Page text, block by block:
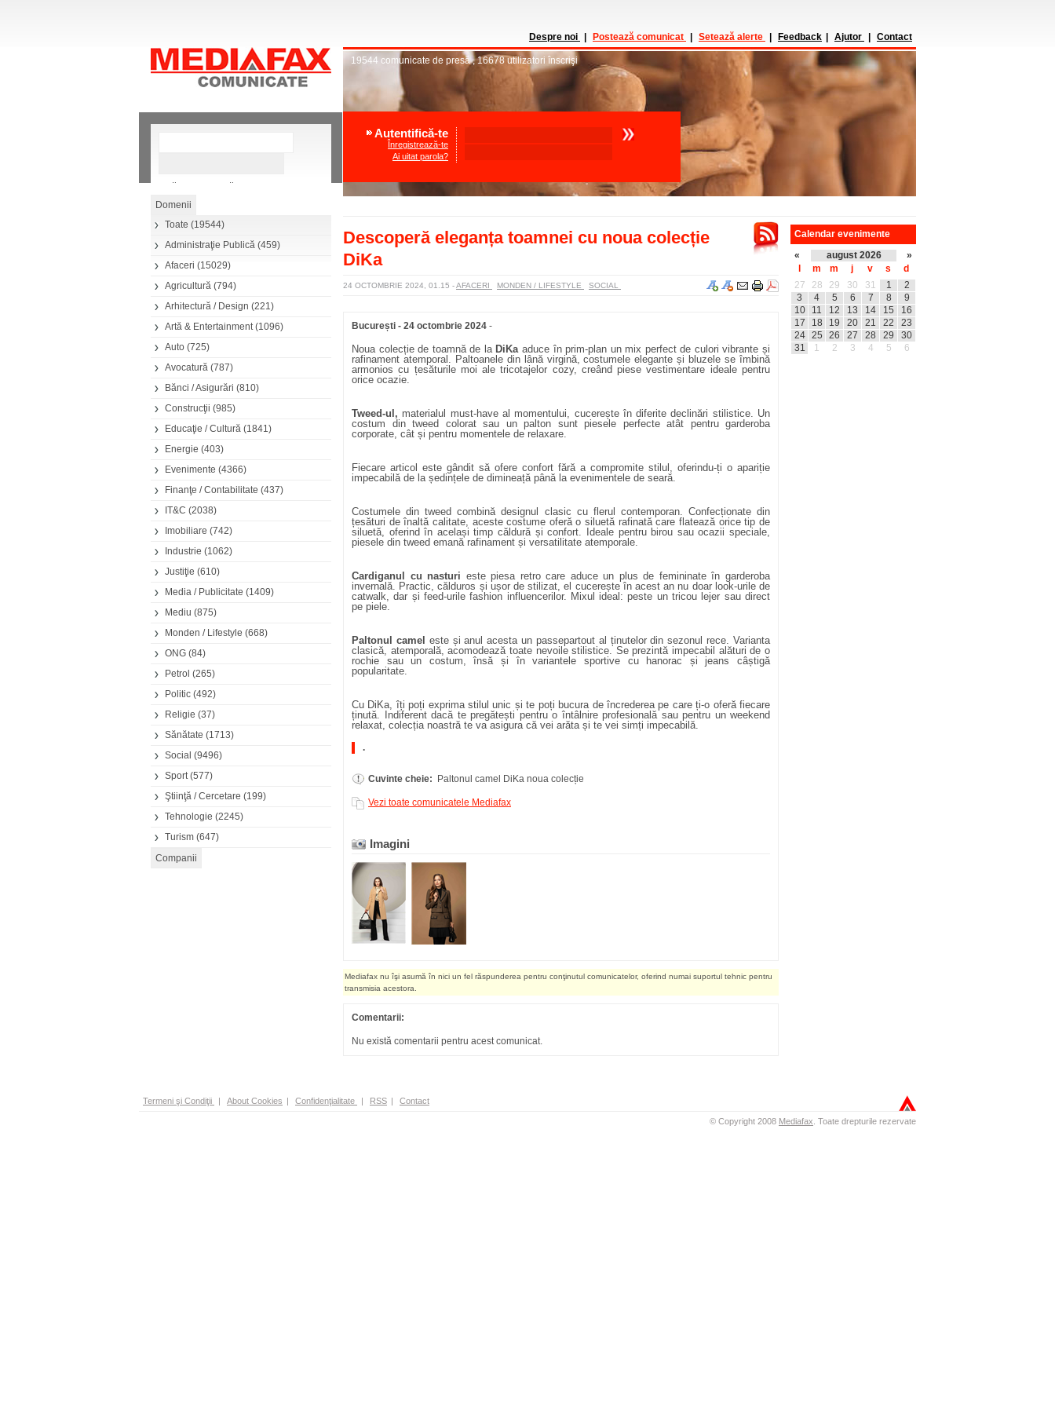
Căutare avansată
Toate (19544)
Administraţie Publică (459)
Afaceri (15029)
Agricultură (794)
Arhitectură / Design (221)
Artă & Entertainment(1096)
Auto (725)
Avocatură (787)
Bănci / Asigurări (810)
Construcţii (985)
Educaţie / Cultură (1841)
Energie (403)
Evenimente (4366)
Finanţe / Contabilitate (437)
IT&C (2038)
Imobiliare (742)
Industrie (1062)
Justiţie (610)
Media / Publicitate (1409)
Mediu (875)
Monden / Lifestyle (668)
ONG (84)
Petrol (265)
Politic (492)
Religie (37)
Sănătate (1713)
Social (9496)
Sport(577)
Ştiinţă / Cercetare (199)
Tehnologie (2245)
Turism (647)
Despre noi Postează comunicat Setează alerte Feedback Ajutor Contact
19544 comunicate de presă,16678 utilizatori înscrişi
Autentifică-te
Înregistrează-te
Ai uitat parola?
Descoperă eleganța toamnei cu noua colecție
DiKa
24 OCTOMBRIE 2024, 01.15 -AFACERI MONDEN / LIFESTYLE SOCIAL
București - 24 octombrie 2024 -
Noua colecție de toamnă de la DiKaaduce în prim-plan un mix perfect de culori vibrante și
rafinament atemporal. Paltoanele din lână virgină, costumele elegante și bluzele se îmbină
armonios cu țesăturile moi ale tricotajelor cozy, creând piese vestimentare ideale pentru
orice ocazie.
Tweed-ul, materialul must-have al momentului, cucerește în diferite declinări stilistice. Un
costum din tweed colorat sau un palton sunt piesele perfecte atât pentru garderoba
corporate, cât și pentru momentele de relaxare.
Fiecare articol este gândit să ofere confort fără a compromite stilul, oferindu-ți o apariție
impecabilă de laședințele de dimineață până la evenimentele de seară.
Costumele din tweed combină designul clasic cu flerul contemporan. Confecționate din
țesături de înaltă calitate, aceste costume oferă o siluetă rafinată care flatează oricetip de
siluetă, oferind în același timp căldură și confort. Ideale pentru birou sau ocazii speciale,
piesele din tweed emană rafinament și versatilitate atemporale.
Cardiganul cu nasturi este piesa retro care aduce un plus de femininate în garderoba
invernală. Practic, călduros și ușor de stilizat,el cucerește în acest an nu doar look-urile de
catwalk, dar și feed-urile fashion influencerilor. Mixul ideal: peste un tricou lejer sau direct
pe piele.
Paltonul camel este și anul acesta un passepartout al ținutelor din sezonul rece. Varianta
clasică, atemporală, acomodează toate nevoile stilistice. Se prezintă impecabil alături de o
rochie sau un costum, însă și învariantele sportive cu hanorac și jeans câștigă
popularitate.
Cu DiKa, îți poți exprima stilul unic și te poți bucura de încrederea pe care ți-o oferă fiecare
ținută. Indiferent dacă te pregătești pentru o întâlnire profesională sau pentru un weekend
relaxat, colecția noastră te va asigura că vei arăta și te vei simți impecabilă.
.
Cuvinte cheie: Paltonul camel DiKa noua colecție
Vezi toate comunicatele Mediafax
Imagini
Mediafax nu îşi asumă în nici un fel răspunderea pentru conţinutul comunicatelor, oferind numai suportul tehnic pentru
transmisia acestora.
Comentarii:
Nu există comentarii pentru acest comunicat.
Calendar evenimente
«
august 2026
»
m m j v s
d
27
28 29 30 31 1
2
3
4 5 6 7 8
9
10
11 12 13 14 15
16
17
18 19 20 21 22
23
24
25 26 27 28 29
30
31
1 2 3 4 5 6
Termeni şi Condiţii | About Cookies | Confidenţialitate | RSS | Contact
© Copyright 2008 Mediafax Toate drepturile rezervate